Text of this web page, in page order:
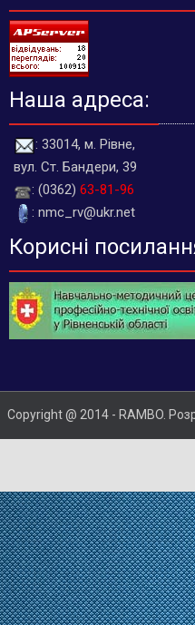
Наша адреса:
: 33014, м. Рівне,
вул. Ст. Бандери, 39
: (0362) 63-81-96
: nmc_rv@ukr.net
Корисні
Copyright @ 2014 - RAMBO.